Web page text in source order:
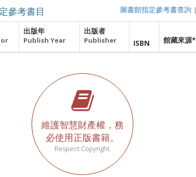
參考書目 圖書館指定參考書查詢 |
出版年
Publish Year
出版者
Publisher ISBN 館藏來源*
維護智慧財產權，務
必使用正版書籍。
Respect Copyright.